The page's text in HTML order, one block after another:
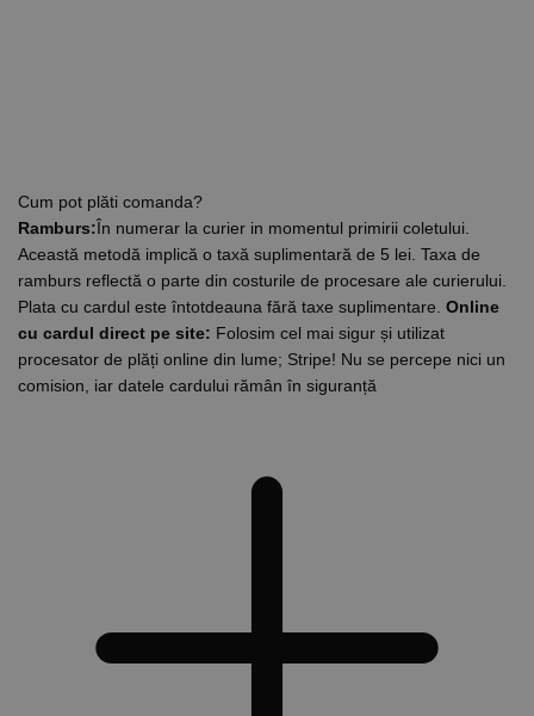
Cum pot plăti comanda?
Ramburs:În numerar la curier in momentul primirii coletului.
Această metodă implică o taxă suplimentară de 5 lei. Taxa de
ramburs reflectă o parte din costurile de procesare ale curierului.
Plata cu cardul este întotdeauna fără taxe suplimentare. Online
cu cardul direct pe site: Folosim cel mai sigur și utilizat
procesator de plăți online din lume; Stripe! Nu se percepe nici un
comision, iar datele cardului rămân în siguranță